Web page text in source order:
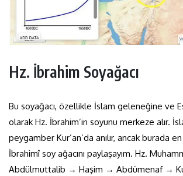
Hz. İbrahim Soyağacı
Bu soyağacı, özellikle İslam geleneğine ve
olarak Hz. İbrahim’in soyunu merkeze alır.
peygamber Kur’an’da anılır, ancak burada
İbrahimî soy ağacını paylaşayım. Hz.
Abdülmuttalib → Haşim → Abdümenaf →